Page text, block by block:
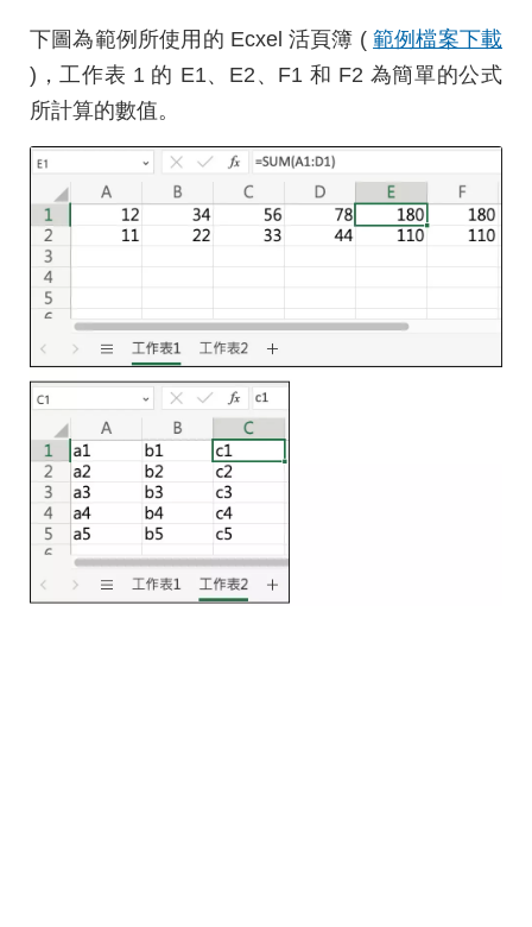
下圖為範例所使用的 Ecxel 活頁簿 (範例檔案下載
)，工作表 1 的 E1、E2、F1 和 F2 為簡單的公式
所計算的數值。